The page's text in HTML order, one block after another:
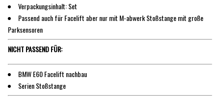
Verpackungsinhalt: Set
Passend auch für Facelift aber nur mit M-abwerk Stoßstange mit große
Parksensoren
NICHT PASSEND FÜR:
BMW E60 Facelift nachbau
Serien Stoßstange